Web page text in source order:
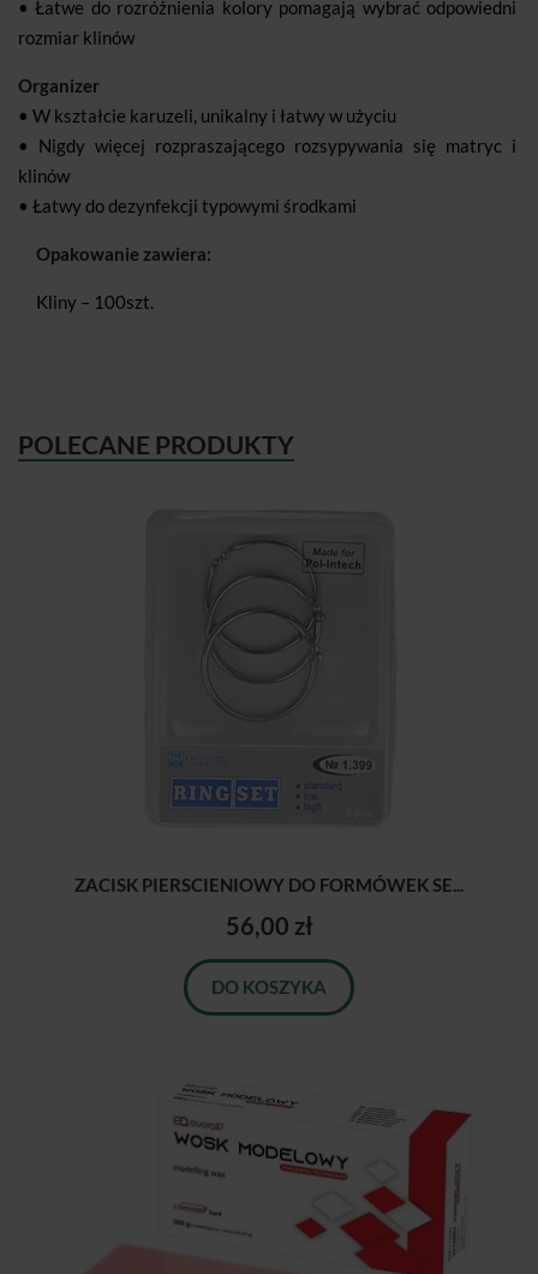
• Łatwe do rozróżnienia kolory pomagają wybrać odpowiedni
rozmiar klinów
Organizer
• W kształcie karuzeli, unikalny i łatwy w użyciu
• Nigdy więcej rozpraszającego rozsypywania się matryc i
klinów
• Łatwy do dezynfekcji typowymi środkami
Opakowanie zawiera:
Kliny – 100szt.
POLECANE PRODUKTY
ZACISK PIERSCIENIOWY DO FORMÓWEK SE...
56,00 zł
DO KOSZYKA